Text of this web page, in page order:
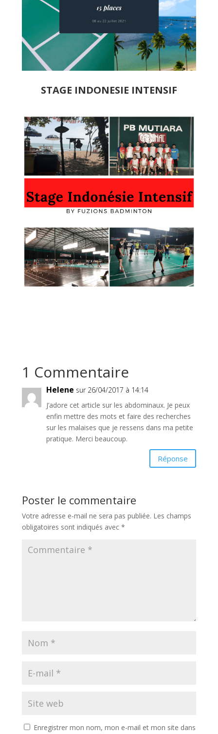
STAGE INDONESIE INTENSIF
1 Commentaire
Helene sur 26/04/2017 à 14:14
J’adore cet article sur les abdominaux. Je peux
enfin mettre des mots et faire des recherches
sur les malaises que je ressens dans ma petite
pratique. Merci beaucoup.
Réponse
Poster le commentaire
Votre adresse e-mail ne sera pas publiée. Les champs
obligatoires sont indiqués avec *
Enregistrer mon nom, mon e-mail et mon site dans